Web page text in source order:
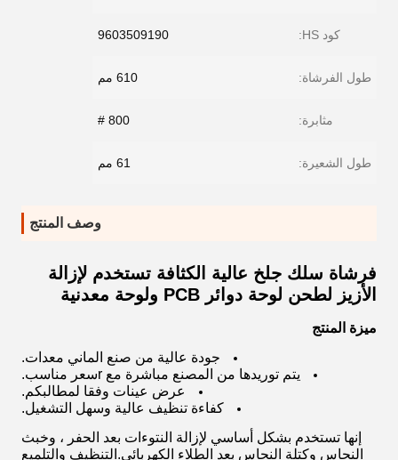
كود HS: 9603509190
طول الفرشاة: 610 مم
مثابرة: 800 #
طول الشعيرة: 61 مم
وصف المنتج
فرشاة سلك جلخ عالية الكثافة تستخدم لإزالة
الأزيز لطحن لوحة دوائر PCB ولوحة معدنية
ميزة المنتج
جودة عالية من صنع الماني معدات.
يتم توريدها من المصنع مباشرة مع r
سعر مناسب.
عرض عينات وفقا لمطالبكم.
كفاءة تنظيف عالية وسهل التشغيل.
إنها تستخدم بشكل أساسي لإزالة النتوءات بعد الحفر ، وخبث
النحاس وكتلة النحاس بعد الطلاء الكهربائي.التنظيف والتلميع